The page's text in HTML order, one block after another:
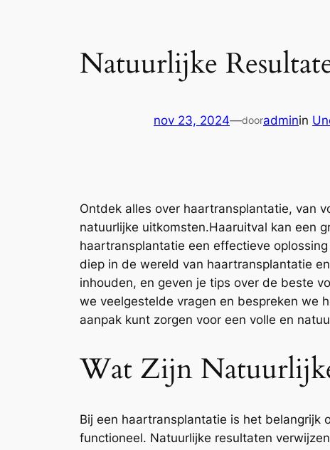
Natuurlijke
nov 23, 2024—dooradminin
Ontdek alles over haartransplantatie, van
natuurlijke uitkomsten.Haaruitval kan een
haartransplantatie een effectieve
diep in de wereld van haartransplantatie
inhouden, en geven je tips over de beste
we veelgestelde vragen en bespreken we
aanpak kunt zorgen voor een volle en
Wat Zijn
Bij een haartransplantatie is het belangrijk
functioneel. Natuurlijke resultaten